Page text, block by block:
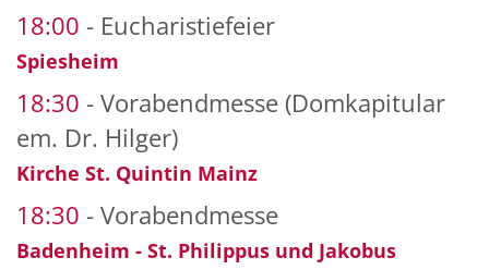
18:00 Eucharistiefeier
Spiesheim
18:30
Vorabendmesse (Domkapitular
em. Dr. Hilger)
Kirche St. Quintin Mainz
18:30 Vorabendmesse
Badenheim - St. Philippus und Jakobus